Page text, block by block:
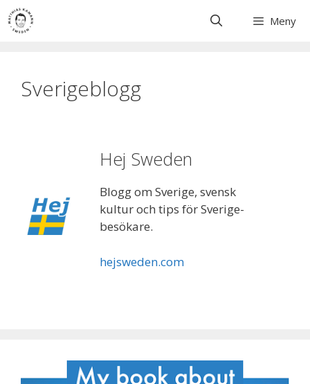
Skip
to
Meny
Sverigeblogg
Hej Sweden
Blogg om Sverige, svensk
kultur och tips för Sverige-
besökare.
hejsweden.com